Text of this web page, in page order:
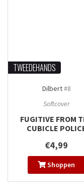
TWEEDEHANDS
Dilbert#8
Softcover
FUGITIVE FROM
CUBICLE
€4,99
Shoppen